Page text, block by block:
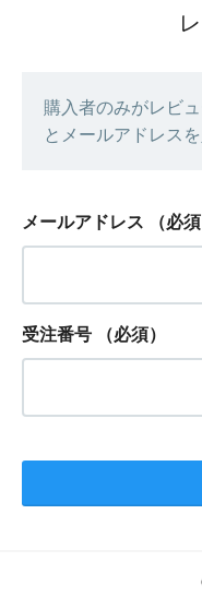
購入者のみがレビ
とメールアドレス
メールアドレス （必須
受注番号 （必須）